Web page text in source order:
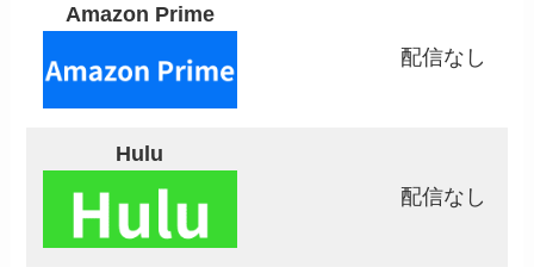
Amazon Prime
配信なし
Hulu
配信なし